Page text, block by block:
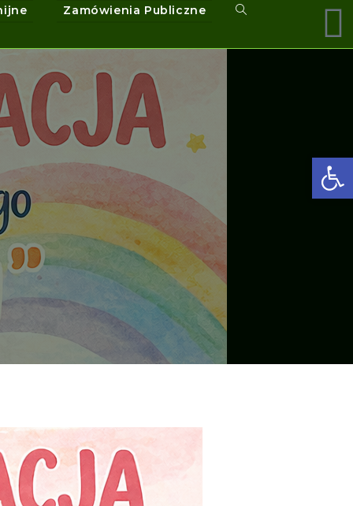
Zamówienia Publiczne